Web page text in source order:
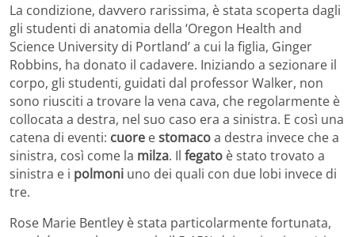
La condizione, davvero rarissima, è stata scoperta dagli
gli studenti di anatomia della ‘Oregon Health and
Science University di Portland’ a cui la figlia, Ginger
Robbins, ha donato il cadavere. Iniziando a sezionare il
corpo, gli studenti, guidati dal professor Walker, non
sono riusciti a trovare la vena cava, che regolarmente è
collocata a destra, nel suo caso era a sinistra. E così una
catena di eventi: cuore estomacoa destra invece che a
sinistra, così come la milza. Il fegato è stato trovato a
sinistra e i polmoni uno dei quali con due lobi invece di
tre.
Rose Marie Bentley è stata particolarmente fortunata,